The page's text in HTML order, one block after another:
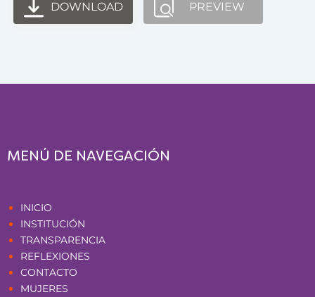
DOWNLOAD PREVIEW
MENÚ DE NAVEGACIÓN
INICIO
INSTITUCIÓN
TRANSPARENCIA
REFLEXIONES
CONTACTO
MUJERES